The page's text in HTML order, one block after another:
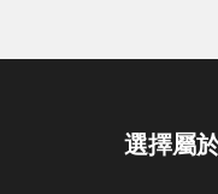
選擇屬